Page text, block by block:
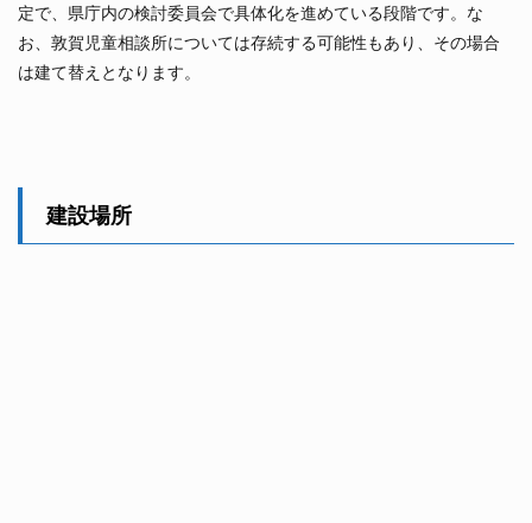
定で、県庁内の検討委員会で具体化を進めている段階です。な
お、敦賀児童相談所については存続する可能性もあり、その場合
は建て替えとなります。
建設場所